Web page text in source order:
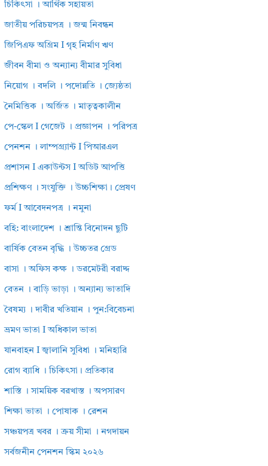
চিকিৎসা । আর্থিক সহায়তা
জাতীয় পরিচয়পত্র । জন্ম নিবন্ধন
জিপিএফ অগ্রিম I গৃহ নির্মাণ ঋণ
জীবন বীমা ও অন্যান্য বীমার সুবিধা
নিয়োগ । বদলি । পদোন্নতি । জ্যেষ্ঠতা
নৈমিত্তিক । অর্জিত । মাতৃত্বকালীন
পে-স্কেল I গেজেট । প্রজ্ঞাপন । পরিপত্র
পেনশন । লাম্পগ্র্যান্ট I পিআরএল
প্রশাসন I একাউন্টস I অডিট আপত্তি
প্রশিক্ষণ । সংযুক্তি । উচ্চশিক্ষা। প্রেষণ
ফর্ম I আবেদনপত্র । নমুনা
বহি: বাংলাদেশ । শ্রান্তি বিনোদন ছুটি
বার্ষিক বেতন বৃদ্ধি । উচ্চতর গ্রেড
বাসা । অফিস কক্ষ । ডরমেটরী বরাদ্দ
বেতন । বাড়ি ভাড়া । অন্যান্য ভাতাদি
বৈষম্য । দাবীর খতিয়ান । পুন:বিবেচনা
ভ্রমণ ভাতা I অধিকাল ভাতা
যানবাহন I জ্বালানি সুবিধা । মনিহারি
রোগ ব্যাধি । চিকিৎসা। প্রতিকার
শাস্তি । সাময়িক বরখাস্ত । অপসারণ
শিক্ষা ভাতা । পোষাক । রেশন
সঞ্চয়পত্র খবর । ক্রয় সীমা । নগদায়ন
সর্বজনীন পেনশন স্কিম ২০২৬